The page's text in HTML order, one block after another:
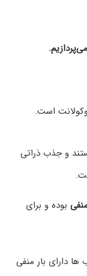
است.
و جذب ذراتی
بوده و برای
ها دارای بار منفی